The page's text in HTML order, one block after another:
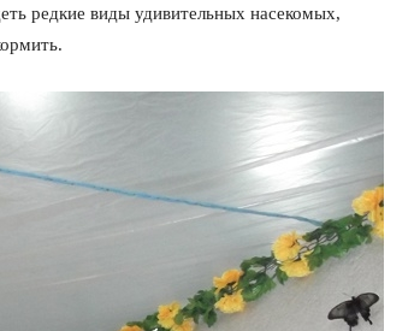
редкие виды удивительных насекомых,